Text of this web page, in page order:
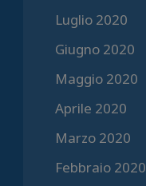
Luglio 2020
Giugno 2020
Maggio 2020
Aprile 2020
Marzo 2020
Febbraio 2020